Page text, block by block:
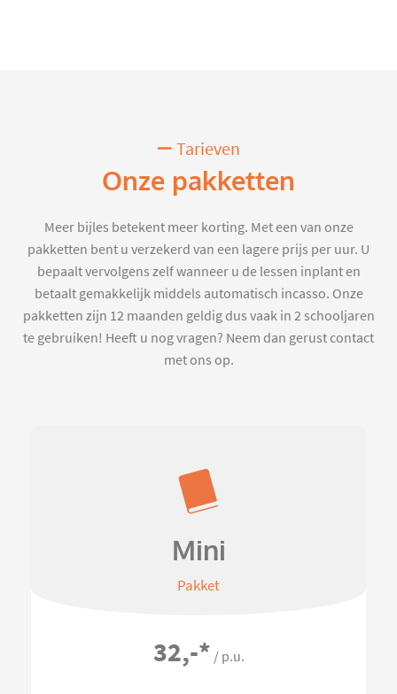
Tarieven
Onze pakketten
Meer bijles betekent meer korting. Met een van onze
pakketten bent u verzekerd van een lagere prijs per uur. U
bepaalt vervolgens zelf wanneer u de lessen inplant en
betaalt gemakkelijk middels automatisch incasso. Onze
pakketten zijn 12 maanden geldig dus vaak in 2 schooljaren
te gebruiken! Heeft u nog vragen? Neem dan gerust contact
met ons op.
Mini
Pakket
32,-* / p.u.